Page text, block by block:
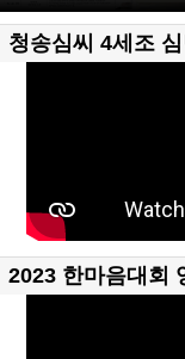
청송심씨 4세조 심
2023 한마음대회